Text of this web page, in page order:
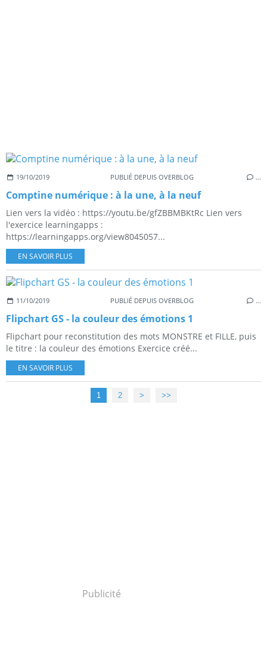
19/10/2019 PUBLIÉ DEPUIS OVERBLOG …
Comptine numérique : à la une, à la neuf
Lien vers la vidéo : https://youtu.be/gfZBBMBKtRc Lien vers
l'exercice learningapps :
https://learningapps.org/view8045057...
EN SAVOIR PLUS
11/10/2019 PUBLIÉ DEPUIS OVERBLOG …
Flipchart GS - la couleur des émotions 1
Flipchart pour reconstitution des mots MONSTRE et FILLE, puis
le titre : la couleur des émotions Exercice créé...
EN SAVOIR PLUS
1 2 > >>
Publicité